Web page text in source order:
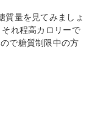
質量を見てみましょ
れ程高カロリーで
で糖質制限中の方